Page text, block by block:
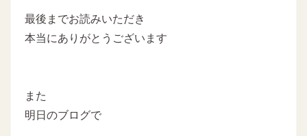
最後までお読みいただき
本当にありがとうございます
また
明日のブログで